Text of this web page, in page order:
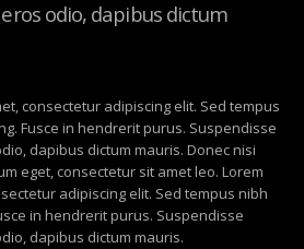
odio, dapibus dictum
consectetur adipiscing elit. Sed tempus
Fusce in hendrerit purus. Suspendisse
dapibus dictum mauris. Donec nisi
eget, consectetur sit amet leo. Lorem
adipiscing elit. Sed tempus nibh
in hendrerit purus. Suspendisse
dapibus dictum mauris.